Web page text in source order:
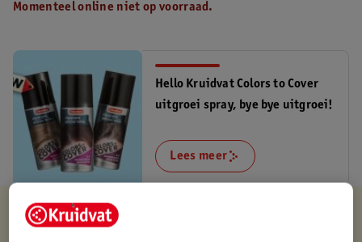
Momenteel online niet op voorraad.
Hello Kruidvat Colors to Cover
uitgroei spray, bye bye uitgroei!
Lees meer
Verkocht en verstuurd door